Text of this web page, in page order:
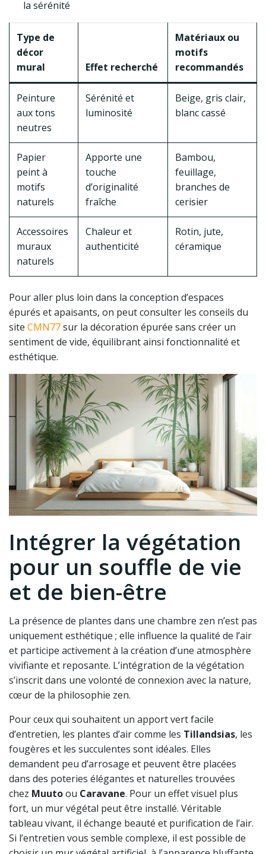
la sérénité
Type de
décor
mural
Effet recherché
Matériaux ou
motifs
recommandés
Peinture
aux tons
neutres
Sérénité et
luminosité
Beige, gris clair,
blanc cassé
Papier
peint à
motifs
naturels
Apporte une
touche
d’originalité
fraîche
Bambou,
feuillage,
branches de
cerisier
Accessoires
muraux
naturels
Chaleur et
authenticité
Rotin, jute,
céramique
Pour aller plus loin dans la conception d’espaces
épurés et apaisants, on peut consulter les conseils du
site CMN77sur la décoration épurée sans créer un
sentiment de vide, équilibrant ainsi fonctionnalité et
esthétique.
Intégrer la végétation
pour un souffle de vie
et de bien-être
La présence de plantes dans une chambre zen n’est pas
uniquement esthétique ; elle influence la qualité de l’air
et participe activement à la création d’une atmosphère
vivifiante et reposante. L’intégration de la végétation
s’inscrit dans une volonté de connexion avec la nature,
cœur de la philosophie zen.
Pour ceux qui souhaitent un apport vert facile
d’entretien, les plantes d’air comme les Tillandsias, les
fougères et les succulentes sont idéales. Elles
demandent peu d’arrosage et peuvent être placées
dans des poteries élégantes et naturelles trouvées
chez Muutoou Caravane. Pour un effet visuel plus
fort, un mur végétal peut être installé. Véritable
tableau vivant, il échange beauté et purification de l’air.
Si l’entretien vous semble complexe, il est possible de